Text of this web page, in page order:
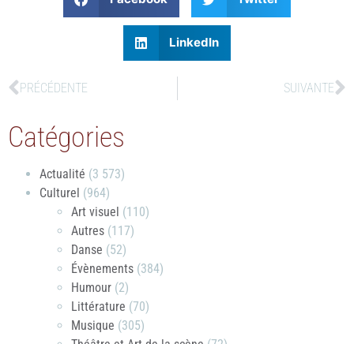
LinkedIn
PRÉCÉDENTE SUIVANTE
Catégories
Actualité (3 573)
Culturel (964)
Art visuel (110)
Autres (117)
Danse (52)
Évènements (384)
Humour (2)
Littérature (70)
Musique (305)